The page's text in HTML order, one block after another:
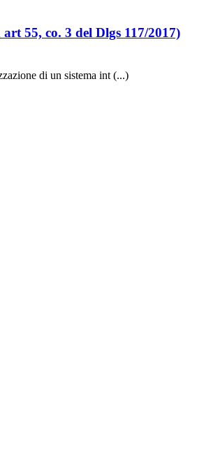
55, co. 3 del Dlgs 117/2017)
di un sistema int (...)